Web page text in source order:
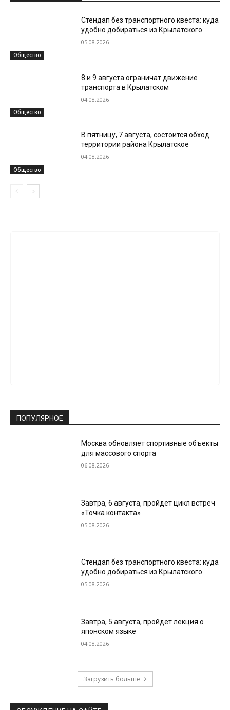
Общество
Стендап без транспортного квеста: куда
удобно добираться из Крылатского
05.08.2026
Общество
8 и 9 августа ограничат движение
транспорта в Крылатском
04.08.2026
Общество
В пятницу, 7 августа, состоится обход
территории района Крылатское
04.08.2026
ПОПУЛЯРНОЕ
Москва обновляет спортивные объекты
для массового спорта
06.08.2026
Завтра, 6 августа, пройдет цикл встреч
«Точка контакта»
05.08.2026
Стендап без транспортного квеста: куда
удобно добираться из Крылатского
05.08.2026
Завтра, 5 августа, пройдет лекция о
японском языке
04.08.2026
Загрузить больше